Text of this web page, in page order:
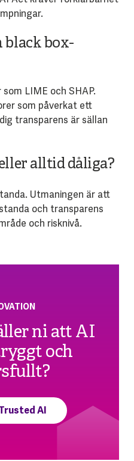
black box-
LIME och SHAP.
som påverkat ett
transparens är sällan
alltid dåliga?
Utmaningen är att
och transparens
och risknivå.
ni att AI
och
AI